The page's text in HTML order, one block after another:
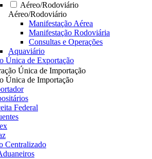
Aéreo/Rodoviário
Aéreo/Rodoviário
Manifestação Aérea
Manifestação Rodoviária
Consultas e Operações
Aquaviário
Única de Exportação
Única de Importação
Única de Importação
Federal
Centralizado